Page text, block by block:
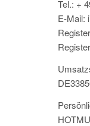
Tel.: +
E-Mail: